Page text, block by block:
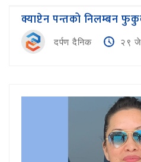
क्याप्टेन पन्तको निलम्बन
दर्पण दैनिक २९